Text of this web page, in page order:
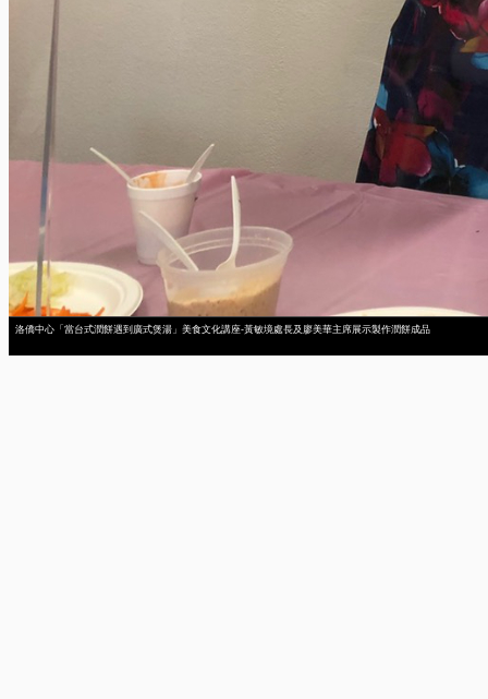
洛僑中心「當台式潤餅遇到廣式煲湯」美食文化講座-黃敏境處長及廖美華主席展示製作潤餅成品